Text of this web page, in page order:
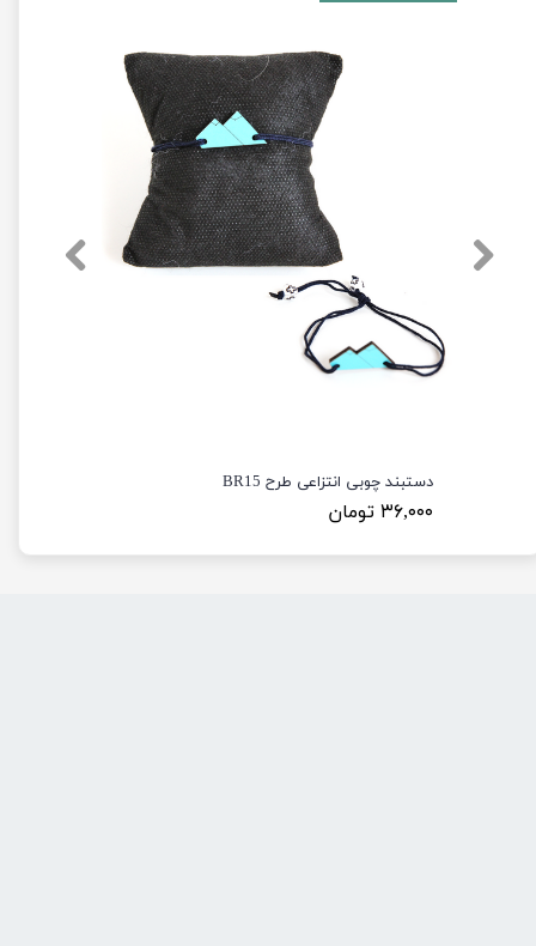
دستبند چوبی انتزاعی طرح BR15
۳۶,۰۰۰ تومان